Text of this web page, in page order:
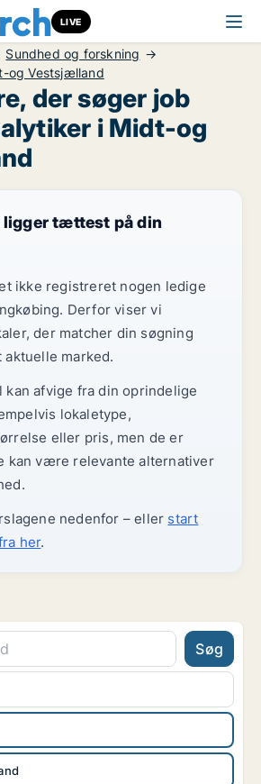
LIVE
Sundhed og forskning
og Vestsjælland
der søger job
i Midt-og
ligger tættest på din
ikke registreret nogen ledige
Derfor viser vi
der matcher din søgning
marked.
kan afvige fra din oprindelige
lokaletype,
eller pris, men de er
kan være relevante alternativer
nedenfor – eller start
her.
Søg